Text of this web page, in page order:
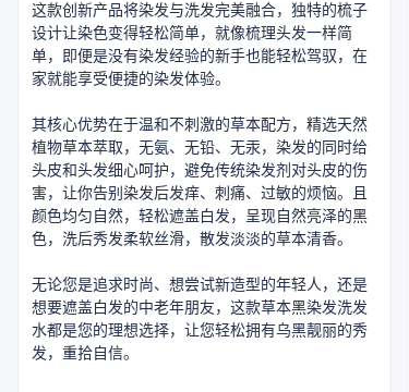
这款创新产品将染发与洗发完美融合，独特的梳子
设计让染色变得轻松简单，就像梳理头发一样简
单，即便是没有染发经验的新手也能轻松驾驭，在
家就能享受便捷的染发体验。
其核心优势在于温和不刺激的草本配方，精选天然
植物草本萃取，无氨、无铅、无汞，染发的同时给
头皮和头发细心呵护，避免传统染发剂对头皮的伤
害，让你告别染发后发痒、刺痛、过敏的烦恼。且
颜色均匀自然，轻松遮盖白发，呈现自然亮泽的黑
色，洗后秀发柔软丝滑，散发淡淡的草本清香。
无论您是追求时尚、想尝试新造型的年轻人，还是
想要遮盖白发的中老年朋友，这款草本黑染发洗发
水都是您的理想选择，让您轻松拥有乌黑靓丽的秀
发，重拾自信。